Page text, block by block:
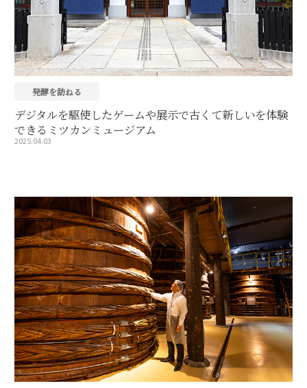
発酵を訪ねる
デジタルを駆使したゲームや展示で古くて新しいを体験
できるミツカンミュージアム
2025.04.03